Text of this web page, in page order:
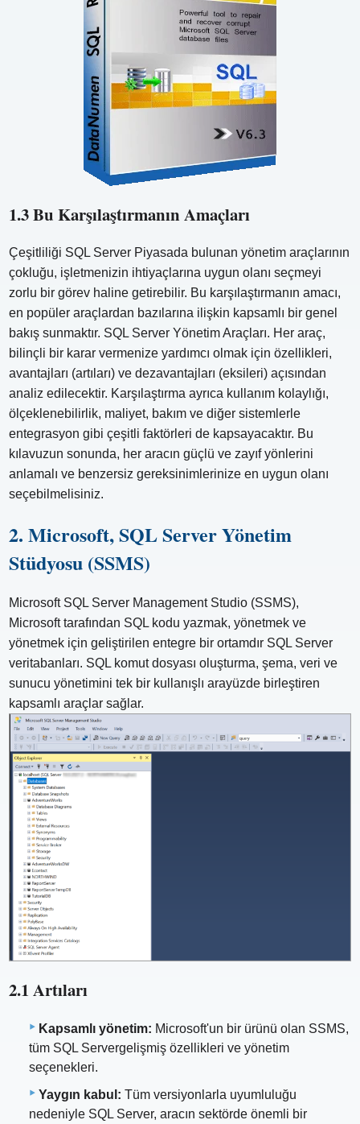
1.3 Bu Karşılaştırmanın Amaçları
Çeşitliliği SQL Server Piyasada bulunan yönetim araçlarının
çokluğu, işletmenizin ihtiyaçlarına uygun olanı seçmeyi
zorlu bir görev haline getirebilir. Bu karşılaştırmanın amacı,
en popüler araçlardan bazılarına ilişkin kapsamlı bir genel
bakış sunmaktır. SQL Server Yönetim Araçları. Her araç,
bilinçli bir karar vermenize yardımcı olmak için özellikleri,
avantajları (artıları) ve dezavantajları (eksileri) açısından
analiz edilecektir. Karşılaştırma ayrıca kullanım kolaylığı,
ölçeklenebilirlik, maliyet, bakım ve diğer sistemlerle
entegrasyon gibi çeşitli faktörleri de kapsayacaktır. Bu
kılavuzun sonunda, her aracın güçlü ve zayıf yönlerini
anlamalı ve benzersiz gereksinimlerinize en uygun olanı
seçebilmelisiniz.
2. Microsoft, SQL Server Yönetim
Stüdyosu (SSMS)
Microsoft SQL Server Management Studio (SSMS),
Microsoft tarafından SQL kodu yazmak, yönetmek ve
yönetmek için geliştirilen entegre bir ortamdır SQL Server
veritabanları. SQL komut dosyası oluşturma, şema, veri ve
sunucu yönetimini tek bir kullanışlı arayüzde birleştiren
kapsamlı araçlar sağlar.
2.1 Artıları
Kapsamlı yönetim: Microsoft'un bir ürünü olan SSMS,
tüm SQL Servergelişmiş özellikleri ve yönetim
seçenekleri.
Yaygın kabul: Tüm versiyonlarla uyumluluğu
nedeniyle SQL Server, aracın sektörde önemli bir